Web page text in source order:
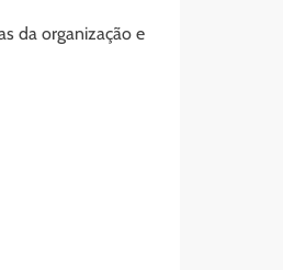
da organização e